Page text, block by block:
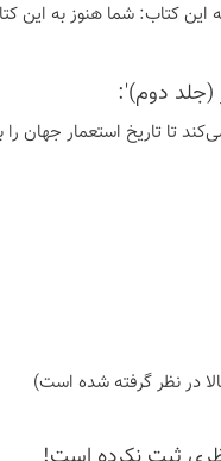
این كتاب: شما هنوز به این
(جلد دوم)':